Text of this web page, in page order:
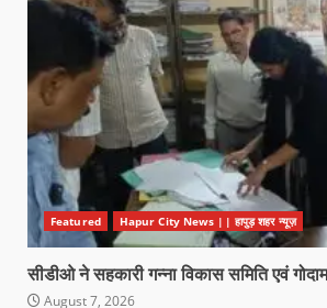
Featured Hapur City News || हापुड़ शहर न्यूज़
सीडीओ ने सहकारी गन्ना विकास समिति एवं
August 7, 2026